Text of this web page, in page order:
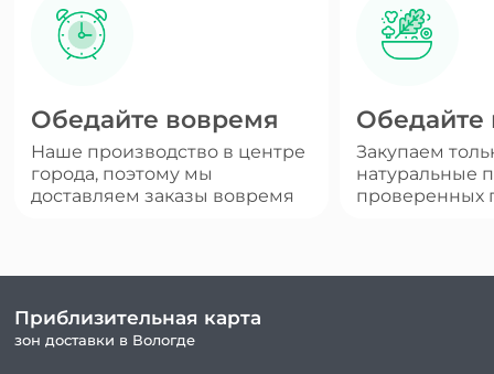
Обедайте вовремя
Наше производство в центре
города, поэтому мы
доставляем заказы вовремя
Обедайте
Закупаем
натуральные
проверенных
Приблизительная карта
зон доставки в Вологде